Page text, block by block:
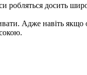
робляться досить
Адже навіть